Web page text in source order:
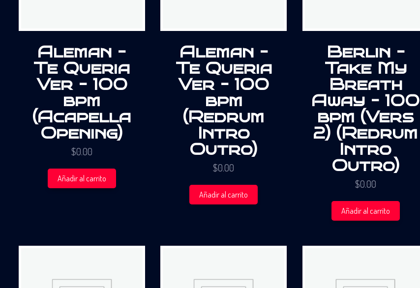
Aleman –
Te Queria
Ver – 100
bpm
(Acapella
Opening)
$0.00
Añadir al carrito
Aleman –
Te Queria
Ver – 100
bpm
(Redrum
Intro
Outro)
$0.00
Añadir al carrito
Berlin –
Take My
Breath
Away – 100
bpm (Vers
2) (Redrum
Intro
Outro)
$0.00
Añadir al carrito